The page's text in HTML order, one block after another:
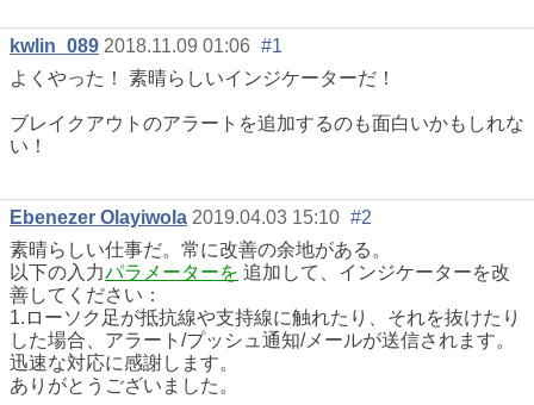
kwlin_089 2018.11.09 01:06 #1
よくやった！
素晴らしいインジケーターだ！
ブレイクアウトのアラートを追加するのも面白いかもしれな
い！
Ebenezer Olayiwola 2019.04.03 15:10 #2
素晴らしい仕事だ。常に改善の余地がある。
以下の入力パラメーターを 追加して、インジケーターを改
善してください：
1.ローソク足が抵抗線や支持線に触れたり、それを抜けたり
した場合、アラート/プッシュ通知/メールが送信されます。
迅速な対応に感謝します。
ありがとうございました。